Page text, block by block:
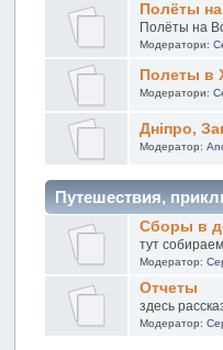
Полёты
Полёты на
Модератори:
Полеты в
Модератори:
Дніпро,
Модератор:
Путешествия,
Сборы в
тут
Модератор:
Отчеты
здесь
Модератор: